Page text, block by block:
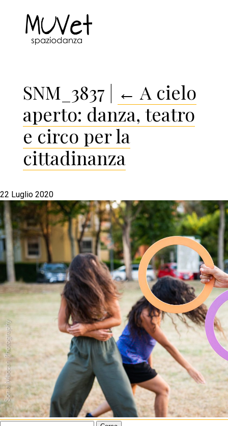
SNM_3837 | ← A cielo
aperto: danza, teatro
e circo per la
cittadinanza
22 Luglio 2020